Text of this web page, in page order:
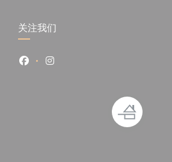
关注我们
Facebook ((在新窗口中打开))
Instagram ((在新窗口中打开))